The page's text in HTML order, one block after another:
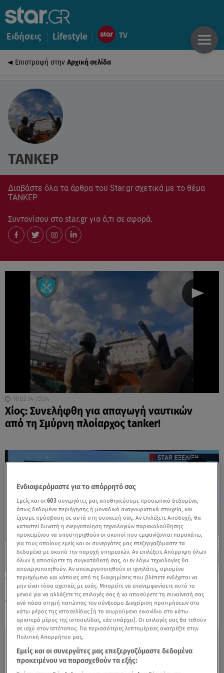
Ειδήσεις Lifestyle
Επιστροφή στην Αρχική σελίδα
ΤΑΝΚΕΡ
Διαβάστε όλα τα άρθρα του Star.gr σχετικά με το θέμα
ΤΑΝΚΕΡ
Συντονίσου στο star.gr για ό,τι σε αφορά.
10.02.24, 22:24
Χίος: Συνελήφθη για απαγωγή ναυτικών
από τη Σμύρνη πλοίαρχος tanker!
18.01.24, 19:04
Ιράν: Άφησε ελεύθερο τον Έλληνα ναυτικό
του δεξαμενόπλοιου
Ενδιαφερόμαστε για το απόρρητό σας
Εμείς και οι603 συνεργάτες μας αποθηκεύουμε προσωπικά δεδομένα,
όπως δεδομένα περιήγησης ή μοναδικά αναγνωριστικά στοιχεία, και
έχουμε πρόσβαση σε αυτά στη συσκευή σας. Αν επιλέξετε Αποδοχή, θα
καταστεί δυνατή η ενεργοποίηση τεχνολογιών παρακολούθησης
προκειμένου να υποστηριχθούν οι σκοποί που εμφανίζονται παρακάτω,
για τους οποίους εμείς και οι συνεργάτες μας επεξεργαζόμαστε τα
δεδομένα με σκοπό την παροχή υπηρεσιών. Αν επιλέξετε Απόρριψη όλων
όλων ή αποσύρετε τη συγκατάθεσή σας, οι εν λόγω τεχνολογίες θα
απενεργοποιηθούν. Αν απενεργοποιηθούν οι ιχνηλάτες, ορισμένο
περιεχόμενο και κάποιες από τις διαφημίσεις που βλέπετε ενδέχεται να
μην είναι τόσο σχετικές με εσάς. Μπορείτε να επανεμφανίσετε αυτό το
μενού για να αλλάξετε τις επιλογές σας ή να αποσύρετε τη συναίνεσή σας
ανά πάσα στιγμή πατώντας τον σύνδεσμο Διαχείριση προτιμήσεων στο
κάτω μέρος της ιστοσελίδας [ή το αιωρούμενο εικονίδιο στο κάτω
αριστερό μέρος της ιστοσελίδας, εάν υπάρχει]. Οι επιλογές σας θα τεθούν
σε ισχύ στον Ιστότοπος. Για περισσότερες λεπτομέρειες ανατρέξτε στην
Πολιτική Απορρήτου μας.
Εμείς και οι συνεργάτες μας επεξεργαζόμαστε δεδομένα
προκειμένου να παρασχεθούν τα εξής: